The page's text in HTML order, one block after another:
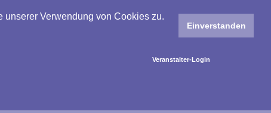
Verwendung von Cookies zu.
Einverstanden
Veranstalter-Login